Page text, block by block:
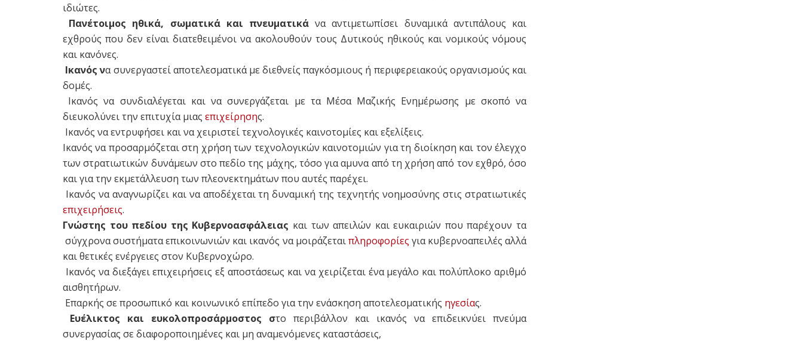
ιδιώτες.
Πανέτοιμος ηθικά, σωματικά και πνευματικά να αντιμετωπίσει δυναμικά αντιπάλους και
εχθρούς που δεν είναι διατεθειμένοι να ακολουθούν τους Δυτικούς ηθικούς και νομικούς νόμους
και κανόνες.
Ικανός να συνεργαστεί αποτελεσματικά με διεθνείς παγκόσμιους ή περιφερειακούς οργανισμούς και
δομές.
Ικανός να συνδιαλέγεται και να συνεργάζεται με τα Μέσα Μαζικής Ενημέρωσης με σκοπό να
διευκολύνει την επιτυχία μιας επιχείρησης.
Ικανός να εντρυφήσει και να χειριστεί τεχνολογικές καινοτομίες και εξελίξεις.
Ικανός να προσαρμόζεται στη χρήση των τεχνολογικών καινοτομιών για τη διοίκηση και τον έλεγχο
των στρατιωτικών δυνάμεων στο πεδίο της μάχης, τόσο για αμυνα από τη χρήση από τον εχθρό, όσο
και για την εκμετάλλευση των πλεονεκτημάτων που αυτές παρέχει.
Ικανός να αναγνωρίζει και να αποδέχεται τη δυναμική της τεχνητής νοημοσύνης στις στρατιωτικές
επιχειρήσεις.
Γνώστης του πεδίου της Κυβερνοασφάλειας και των απειλών και ευκαιριών που παρέχουν τα
σύγχρονα συστήματα επικοινωνιών και ικανός να μοιράζεταιπληροφορίες για κυβερνοαπειλές αλλά
και θετικές ενέργειες στον Κυβερνοχώρο.
Ικανός να διεξάγει επιχειρήσεις εξ αποστάσεως και να χειρίζεται ένα μεγάλο και πολύπλοκο αριθμό
αισθητήρων.
Επαρκής σε προσωπικό και κοινωνικό επίπεδο για την ενάσκηση αποτελεσματικής ηγεσίας.
Ευέλικτος και ευκολοπροσάρμοστος στο περιβάλλον και ικανός να επιδεικνύει πνεύμα
συνεργασίας σε διαφοροποιημένες και μη αναμενόμενες καταστάσεις,